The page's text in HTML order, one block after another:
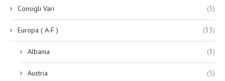
Consigli Vari (3)
Europa ( A-F ) (33)
Albania (3)
Austria (5)